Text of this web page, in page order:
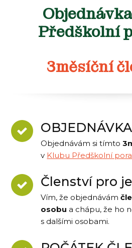
Předškolní
3měsíční
OBJEDNÁVKA
Objednávám si tímto
v Klubu Předškolní
Členství pro
Vím, že objednávám
osobu a chápu, že ho
s dalšími osobami.